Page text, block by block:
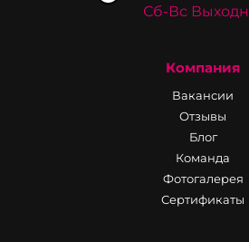
Сб-Вс
Компания
Вакансии
Отзывы
Блог
Команда
Фотогалерея
Сертификаты